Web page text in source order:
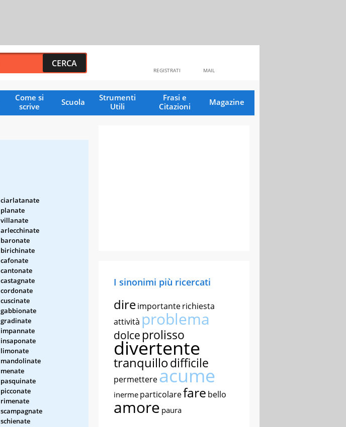
MAIL
REGISTRATI
Come si
scrive
Scuola
Strumenti
Utili
Frasi e
Citazioni
Magazine
ciarlatanate
planate
villanate
arlecchinate
baronate
birichinate
cafonate
cantonate
castagnate
cordonate
cuscinate
gabbionate
gradinate
impannate
insaponate
limonate
mandolinate
menate
pasquinate
picconate
rimenate
scampagnate
schienate
I sinonimi più ricercati
direimportanterichiesta
attività problema
dolce prolisso
divertente
tranquillodifficile
permettereacume
inerme particolarefare bello
amore paura